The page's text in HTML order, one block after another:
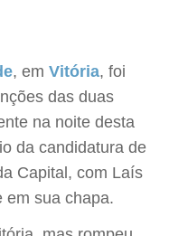
, em Vitória, foi
das duas
na noite desta
da candidatura de
Capital, com Laís
em sua chapa.